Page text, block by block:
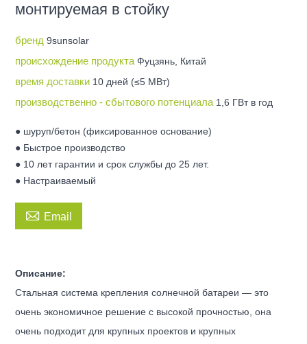
монтируемая в стойку
бренд9sunsolar
происхождение продуктаФуцзянь, Китай
время доставки 10 дней (≤5 МВт)
производственно - сбытового потенциала 1,6 ГВт в год
● шуруп/бетон (фиксированное основание)
● Быстрое производство
● 10 лет гарантии и срок службы до 25 лет.
● Настраиваемый
 Email
Описание:
Стальная система крепления солнечной батареи — это
очень экономичное решение с высокой прочностью, она
очень подходит для крупных проектов и крупных